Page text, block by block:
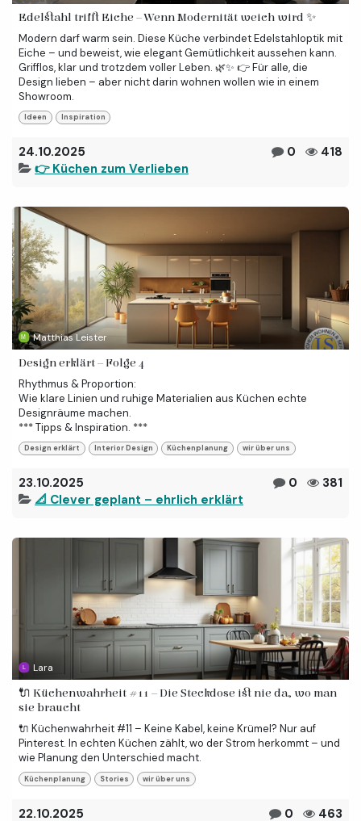
Edelstahl trifft Eiche – Wenn Modernität weich wird ✨
Modern darf warm sein. Diese Küche verbindet Edelstahloptik mit
Eiche – und beweist, wie elegant Gemütlichkeit aussehen kann.
Grifflos, klar und trotzdem voller Leben. 🌿✨ 👉 Für alle, die
Design lieben – aber nicht darin wohnen wollen wie in einem
Showroom.
Ideen Inspiration
24.10.2025 0
418
👉 Küchen zum Verlieben
Matthias Leister
Design erklärt – Folge 4
Rhythmus & Proportion:
Wie klare Linien und ruhige Materialien aus Küchen echte
Designräume machen.
*** Tipps & Inspiration. ***
Design erklärt Interior Design Küchenplanung wir über uns
23.10.2025 0
381
📐 Clever geplant – ehrlich erklärt
Lara
🔌 Küchenwahrheit #11 – Die Steckdose ist nie da, wo man
sie braucht
🔌 Küchenwahrheit #11 – Keine Kabel, keine Krümel? Nur auf
Pinterest. In echten Küchen zählt, wo der Strom herkommt – und
wie Planung den Unterschied macht.
Küchenplanung Stories wir über uns
22.10.2025 0 463